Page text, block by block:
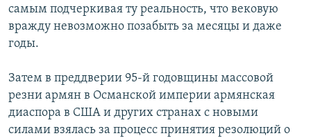
самым подчеркивая ту реальность, что вековую
вражду невозможно позабыть за месяцы и даже
годы.
Затем в преддверии 95-й годовщины массовой
резни армян в Османской империи армянская
диаспора в США и других странах с новыми
силами взялась за процесс принятия резолюций о